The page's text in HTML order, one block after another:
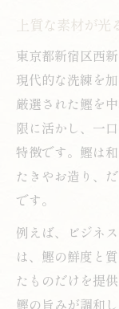
上質な素材が
東京都新宿区西
現代的な洗練を
厳選された鰹を
限に活かし、一
特徴です。鰹は
たきやお造り、
です。
例えば、ビジネ
は、鰹の鮮度と
たものだけを提
鰹の旨みが調和